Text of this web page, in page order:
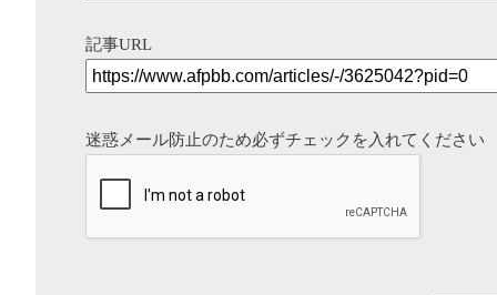
記事URL
迷惑メール防止のため必ずチェックを入れてください